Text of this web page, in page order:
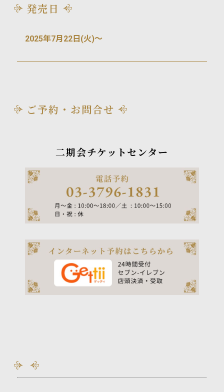
発売日
2025年7月22日(火)〜
ご予約・お問合せ
二期会チケットセンター